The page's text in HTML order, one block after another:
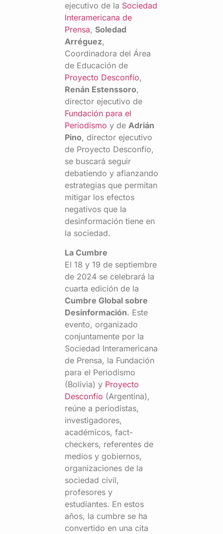
ejecutivo de la Sociedad
Interamericana de
Prensa, Soledad
Arréguez,
Coordinadora del Área
de Educación de
Proyecto Desconfío,
Renán Estenssoro,
director ejecutivo de
Fundación para el
Periodismo y de Adrián
Pino, director ejecutivo
de Proyecto Desconfío,
se buscará seguir
debatiendo y afianzando
estrategias que permitan
mitigar los efectos
negativos que la
desinformación tiene en
la sociedad.
La Cumbre
El 18 y 19 de septiembre
de 2024 se celebrará la
cuarta edición de la
Cumbre Global sobre
Desinformación. Este
evento, organizado
conjuntamente por la
Sociedad Interamericana
de Prensa, la Fundación
para el Periodismo
(Bolivia) y Proyecto
Desconfío (Argentina),
reúne a periodistas,
investigadores,
académicos, fact-
checkers, referentes de
medios y gobiernos,
organizaciones de la
sociedad civil,
profesores y
estudiantes. En estos
años, la cumbre se ha
convertido en una cita